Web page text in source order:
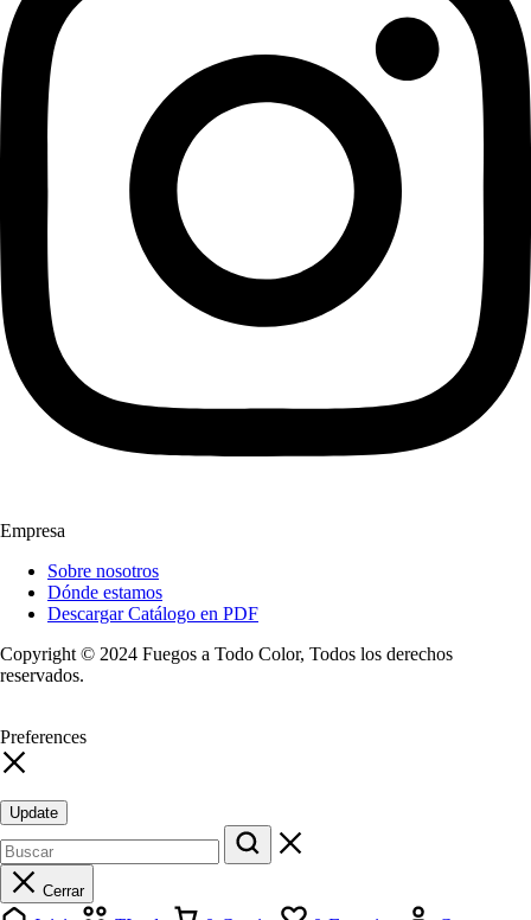
Empresa
Sobre nosotros
Dónde estamos
Descargar Catálogo en PDF
Copyright © 2024 Fuegos a Todo Color, Todos los derechos
reservados.
Preferences
Update
Cerrar